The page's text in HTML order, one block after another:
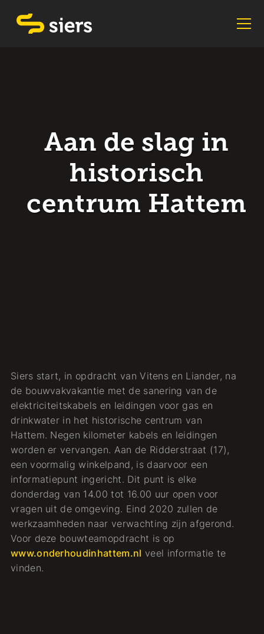
Aan de slag in
historisch
centrum Hattem
Siers start, in opdracht van Vitens en Liander, na
de bouwvakvakantie met de sanering van de
elektriciteitskabels en leidingen voor gas en
drinkwater in het historische centrum van
Hattem. Negen kilometer kabels en leidingen
worden er vervangen. Aan de Ridderstraat (17),
een voormalig winkelpand, is daarvoor een
informatiepunt ingericht. Dit punt is elke
donderdag van 14.00 tot 16.00 uur open voor
vragen uit de omgeving. Eind 2020 zullen de
werkzaamheden naar verwachting zijn afgerond.
Voor deze bouwteamopdracht is op
www.onderhoudinhattem.nl veel informatie te
vinden.